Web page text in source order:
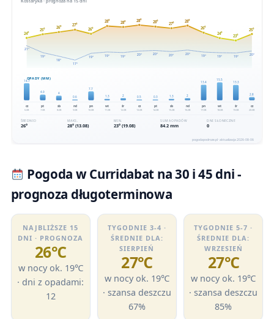
Pogoda w Curridabat na 30 i 45 dni -
prognoza długoterminowa
NAJBLIŻSZE 15
DNI · PROGNOZA
26℃
w nocy ok. 19℃
· dni z opadami:
12
TYGODNIE 3-4 ·
ŚREDNIE DLA:
SIERPIEŃ
27℃
w nocy ok. 19℃
· szansa deszczu
67%
TYGODNIE 5-7 ·
ŚREDNIE DLA:
WRZESIEŃ
27℃
w nocy ok. 19℃
· szansa deszczu
85%